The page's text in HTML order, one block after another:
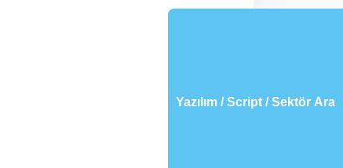
Yazılım / Script / Sektör Ara